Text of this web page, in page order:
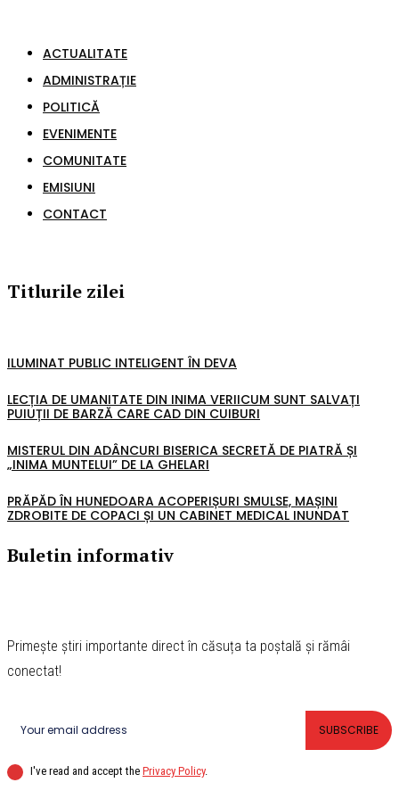
ACTUALITATE
ADMINISTRAȚIE
POLITICĂ
EVENIMENTE
COMUNITATE
EMISIUNI
CONTACT
Titlurile zilei
ILUMINAT PUBLIC INTELIGENT ÎN DEVA
LECȚIA DE UMANITATE DIN INIMA VERIICUM SUNT SALVAȚI
PUIUȚII DE BARZĂ CARE CAD DIN CUIBURI
MISTERUL DIN ADÂNCURI BISERICA SECRETĂ DE PIATRĂ ȘI
„INIMA MUNTELUI” DE LA GHELARI
PRĂPĂD ÎN HUNEDOARA ACOPERIȘURI SMULSE, MAȘINI
ZDROBITE DE COPACI ȘI UN CABINET MEDICAL INUNDAT
Buletin informativ
Primește știri importante direct în căsuța ta poștală și rămâi
conectat!
SUBSCRIBE
I've read and accept the Privacy Policy.